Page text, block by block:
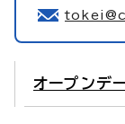
オープンデ